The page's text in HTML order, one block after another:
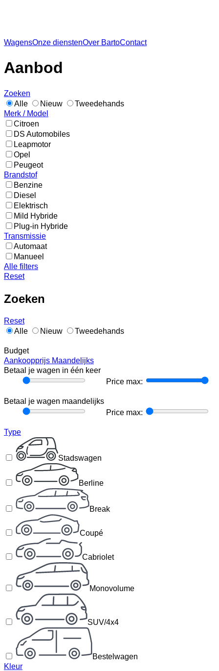
WagensOnze dienstenOver BartoContact
Aanbod
Zoeken
Alle
Nieuw
Tweedehands
Merk / Model
Citroen
DS Automobiles
Leapmotor
Opel
Peugeot
Brandstof
Benzine
Diesel
Elektrisch
Mild Hybride
Plug-in Hybride
Transmissie
Automaat
Manueel
Alle filters
Reset
Zoeken
Reset
Alle
Nieuw Tweedehands
Budget
Aankoopprijs Maandelijks
Betaal je wagen in één keer
Price
Price max:
Betaal je wagen maandelijks
Price
Price max:
Type
Stadswagen
Berline
Break
Coupé
Cabriolet
Monovolume
SUV/4x4
Bestelwagen
Kleur